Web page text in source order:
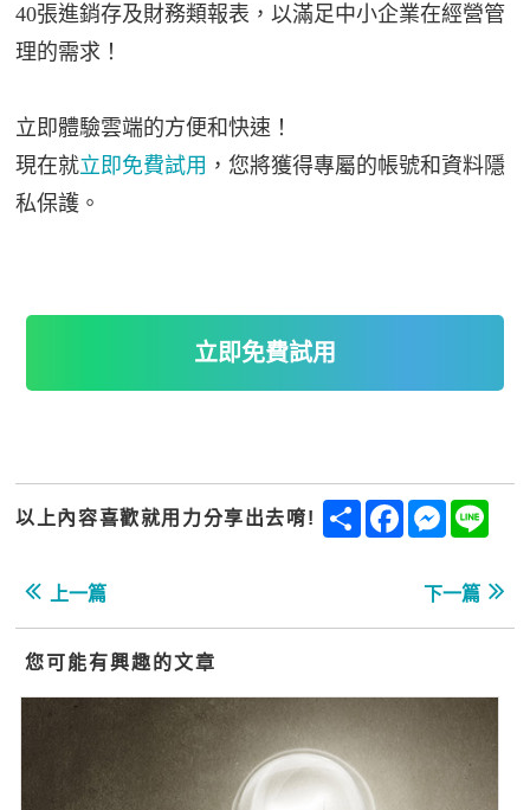
40張進銷存及財務類報表，以滿足中小企業在經營管
理的需求！
立即體驗雲端的方便和快速！
現在就立即免費試用 ，您將獲得專屬的帳號和資料隱
私保護。
立即免費試用
以上內容喜歡就用力分享出去唷! ShareFacebook
上一篇 下一篇
您可能有興趣的文章